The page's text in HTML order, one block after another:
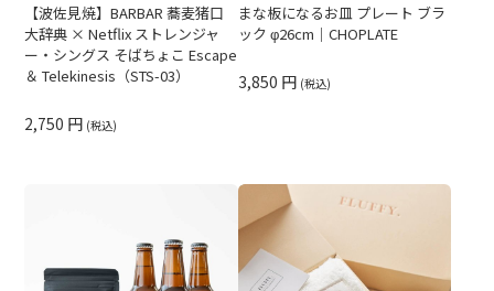
【波佐見焼】BARBAR 蕎麦猪口
大辞典 × Netflix ストレンジャ
ー・シングス そばちょこ Escape
＆ Telekinesis（STS-03）
2,750 円 (税込)
まな板になるお皿 プレート ブラ
ック φ26cm｜CHOPLATE
3,850 円 (税込)